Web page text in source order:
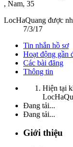
, Nam, 35
LocHaQuang được
7/3/17
Tin nhắn hồ sơ
Hoạt động gần
Các bài đăng
Thông tin
Hiện tại
Đang tải...
Đang tải...
Giới thiệu